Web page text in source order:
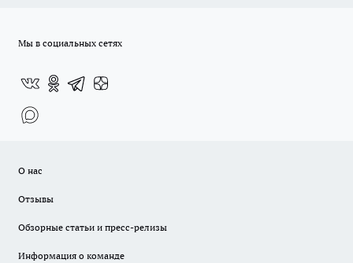
Мы в социальных сетях
О нас
Отзывы
Обзорные статьи и пресс-релизы
Информация о команде